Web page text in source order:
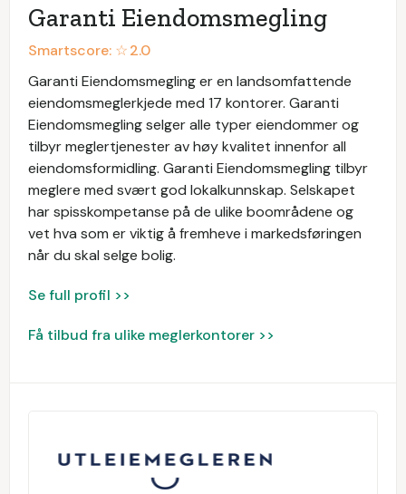
Garanti Eiendomsmegling
Smartscore: ☆2.0
Garanti Eiendomsmegling er en landsomfattende
eiendomsmeglerkjede med 17 kontorer. Garanti
Eiendomsmegling selger alle typer eiendommer og
tilbyr meglertjenester av høy kvalitet innenfor all
eiendomsformidling. Garanti Eiendomsmegling tilbyr
meglere med svært god lokalkunnskap. Selskapet
har spisskompetanse på de ulike boområdene og
vet hva som er viktig å fremheve i markedsføringen
når du skal selge bolig.
Se full profil >>
Få tilbud fra ulike meglerkontorer >>